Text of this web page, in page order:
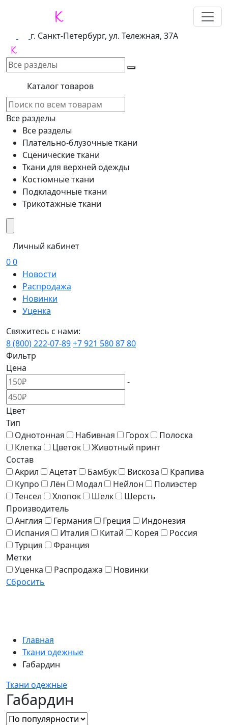
г. Санкт-Петербург, ул. Тележная, 37А
Каталог товаров
Все разделы
Все разделы
Плательно-блузочные ткани
Сценические ткани
Ткани для верхней одежды
Костюмные ткани
Подкладочные ткани
Трикотажные ткани
Личный кабинет
00
Новости
Распродажа
Новинки
Уценка
Свяжитесь с нами:
8 (800) 222-07-89+7 921 580 87 80
Фильтр
Цена
-
Цвет
Тип
Однотонная
Набивная Горох
Полоска
Клетка
Цветок
Животный принт
Состав
Акрил
Ацетат Бамбук Вискоза
Крапива
Купро
Лён Модал Нейлон
Полиэстер
Тенсел
Хлопок Шелк
Шерсть
Производитель
Англия
Германия Греция
Индонезия
Испания
Италия Китай Корея
Россия
Турция
Франция
Метки
Уценка
Распродажа
Новинки
Сбросить
Главная
Ткани одежные
Габардин
Ткани одежные
Габардин